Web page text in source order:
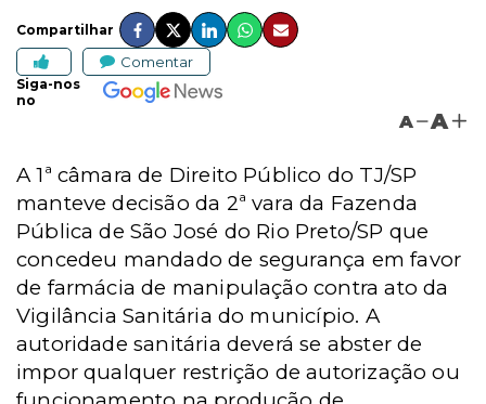
Compartilhar
Comentar
Siga-nos
no
A A
A 1ª câmara de Direito Público do TJ/SP
manteve decisão da 2ª vara da Fazenda
Pública de São José do Rio Preto/SP que
concedeu mandado de segurança em favor
de farmácia de manipulação contra ato da
Vigilância Sanitária do município. A
autoridade sanitária deverá se abster de
impor qualquer restrição de autorização ou